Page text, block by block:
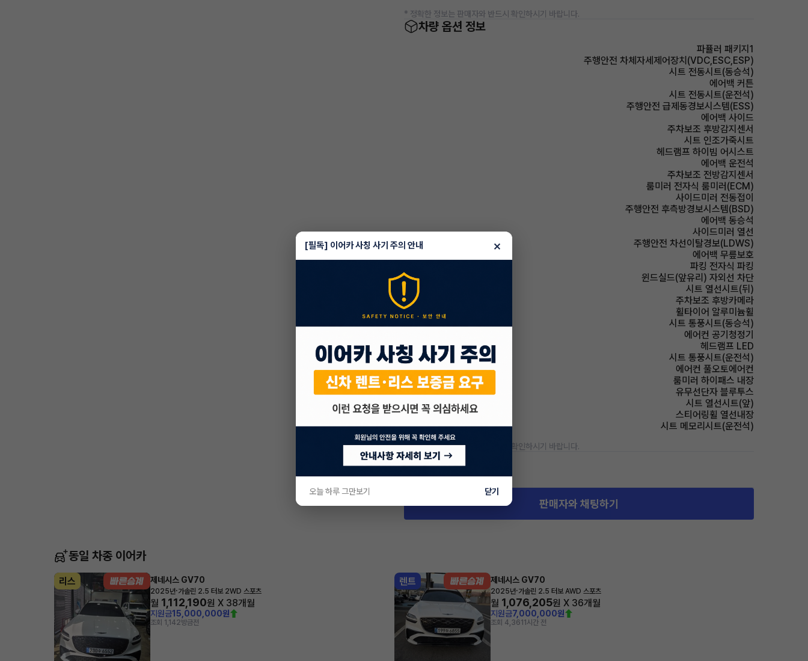
* 정확한 정보는 판매자와 반드시 확인하시기 바랍니다.
차량 옵션 정보
파퓰러 패키지1
주행안전 차체자세제어장치(VDC,ESC,ESP)
시트 전동시트(동승석)
에어백 커튼
시트 전동시트(운전석)
주행안전 급제동경보시스템(ESS)
에어백 사이드
주차보조 후방감지센서
시트 인조가죽시트
헤드램프 하이빔 어시스트
에어백 운전석
주차보조 전방감지센서
룸미러 전자식 룸미러(ECM)
사이드미러 전동접이
주행안전 후측방경보시스템(BSD)
에어백 동승석
사이드미러 열선
주행안전 차선이탈경보(LDWS)
에어백 무릎보호
파킹 전자식 파킹
윈드실드(앞유리) 자외선 차단
시트 열선시트(뒤)
주차보조 후방카메라
휠타이어 알루미늄휠
시트 통풍시트(동승석)
에어컨 공기청정기
헤드램프 LED
시트 통풍시트(운전석)
에어컨 풀오토에어컨
룸미러 하이패스 내장
유무선단자 블루투스
시트 열선시트(앞)
스티어링휠 열선내장
시트 메모리시트(운전석)
* 정확한 정보는 판매자와 반드시 확인하시기 바랍니다.
차량 위치
판매자와 채팅하기
동일 차종 이어카
리스 제네시스 GV70
2025년·가솔린 2.5 터보 2WD 스포츠
월 1,112,190원 X 38개월
지원금15,000,000원
조회 1,142방금전
렌트 제네시스 GV70
2025년·가솔린 2.5 터보 AWD 스포츠
월 1,076,205원 X 36개월
지원금7,000,000원
조회 4,361 1시간 전
[필독] 이어카 사칭 사기 주의 안내 ×
오늘 하루 그만보기 닫기